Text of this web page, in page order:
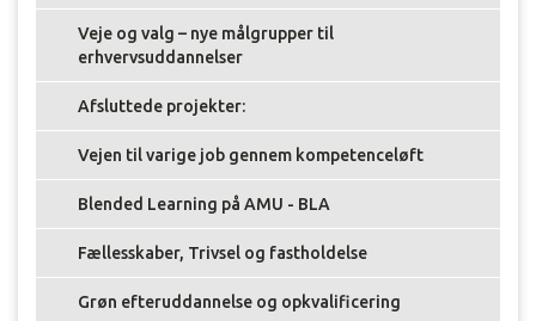
Veje og valg – nye målgrupper til
erhvervsuddannelser
Afsluttede projekter:
Vejen til varige job gennem kompetenceløft
Blended Learning på AMU - BLA
Fællesskaber, Trivsel og fastholdelse
Grøn efteruddannelse og opkvalificering